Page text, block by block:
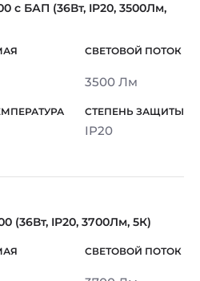
с БАП (36Вт, IP20, 3500Лм,
3500 Лм
IP20
(36Вт, IP20, 3700Лм, 5К)